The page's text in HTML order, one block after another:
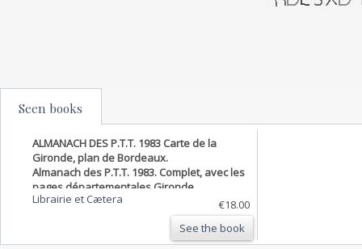
Seen books
ALMANACH DES P.T.T. 1983 Carte de la
Gironde, plan de Bordeaux.
Almanach des P.T.T. 1983. Complet, avec les
pages départementales Gironde.
Librairie et Cætera
€18.00
See the book